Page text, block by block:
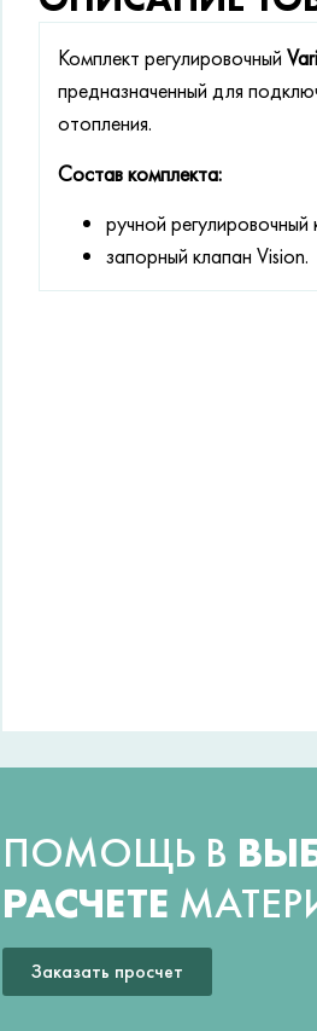
Комплект регулировочный
предназначенный для
отопления.
Состав комплекта:
ручной регулировочный
запорный клапан Vision.
ПОМОЩЬ В
РАСЧЕТЕ
Заказать просчет